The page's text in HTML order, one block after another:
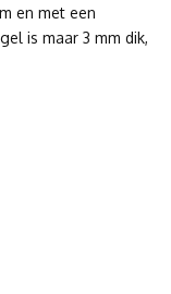
en met een
is maar 3 mm dik,